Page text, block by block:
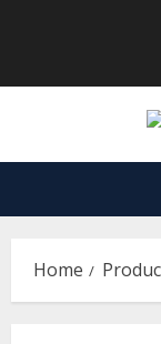
Home